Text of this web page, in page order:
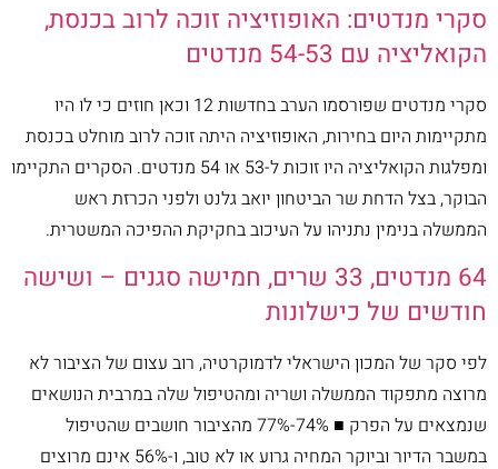
סקרי מנדטים: האופוזיציה זוכה לרוב בכנסת,
הקואליציה עם 54-53 מנדטים
סקרי מנדטים שפורסמו הערב בחדשות 12 וכאן חוזים כי לו היו
מתקיימות היום בחירות, האופוזיציה היתה זוכה לרוב מוחלט בכנסת
ומפלגות הקואליציה היו זוכות ל-53 או 54 מנדטים. הסקרים התקיימו
הבוקר, בצל הדחת שר הביטחון יואב גלנט ולפני הכרזת ראש
הממשלה בנימין נתניהו על העיכוב בחקיקת ההפיכה המשטרית.
64 מנדטים, 33 שרים, חמישה סגנים – ושישה
חודשים של כישלונות
לפי סקר של המכון הישראלי לדמוקרטיה, רוב עצום של הציבור לא
מרוצה מתפקוד הממשלה ושריה ומהטיפול שלה במרבית הנושאים
שנמצאים על הפרק ■ 74%-77% מהציבור חושבים שהטיפול
במשבר הדיור וביוקר המחיה גרוע או לא טוב, ו-56% אינם מרוצים